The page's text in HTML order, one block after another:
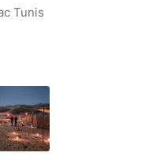
Tunis